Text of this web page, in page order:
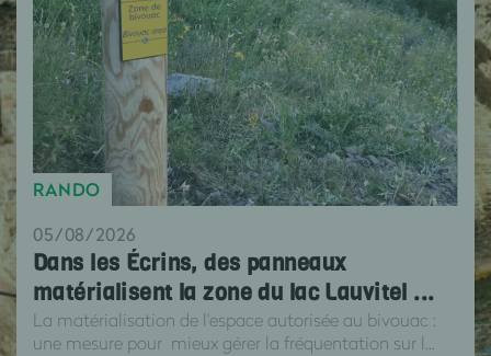
RANDO
05/08/2026
Dans les Écrins, des panneaux
matérialisent la zone du lac Lauvitel ...
La matérialisation de l'espace autorisée au bivouac :
une mesure pour mieux gérer la fréquentation sur l...